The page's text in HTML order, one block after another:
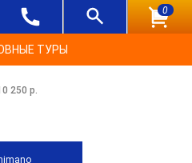
0
ТУРЫ
250 р.